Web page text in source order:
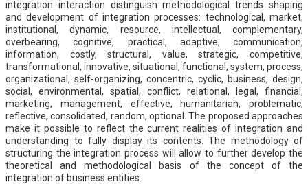
integration interaction distinguish methodological trends shaping
and development of integration processes: technological, market,
institutional, dynamic, resource, intellectual, complementary,
overbearing, cognitive, practical, adaptive, communication,
information, costly, structural, value, strategic, competitive,
transformational, innovative, situational, functional, system, process,
organizational, self-organizing, concentric, cyclic, business, design,
social, environmental, spatial, conflict, relational, legal, financial,
marketing, management, effective, humanitarian, problematic,
reflective, consolidated, random, optional. The proposed approaches
make it possible to reflect the current realities of integration and
understanding to fully display its contents. The methodology of
structuring the integration process will allow to further develop the
theoretical and methodological basis of the concept of the
integration of business entities.